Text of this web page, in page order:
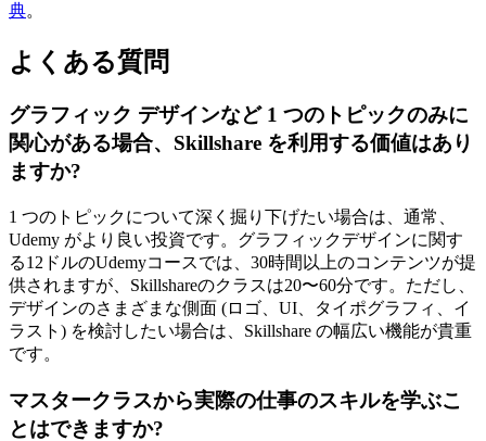
典。
よくある質問
グラフィック デザインなど 1 つのトピックのみに
関心がある場合、Skillshare を利用する価値はあり
ますか?
1 つのトピックについて深く掘り下げたい場合は、通常、
Udemy がより良い投資です。グラフィックデザインに関す
る12ドルのUdemyコースでは、30時間以上のコンテンツが提
供されますが、Skillshareのクラスは20〜60分です。ただし、
デザインのさまざまな側面 (ロゴ、UI、タイポグラフィ、イ
ラスト) を検討したい場合は、Skillshare の幅広い機能が貴重
です。
マスタークラスから実際の仕事のスキルを学ぶこ
とはできますか?